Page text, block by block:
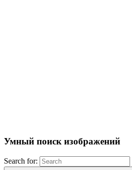
Умный поиск изображений
Search for: